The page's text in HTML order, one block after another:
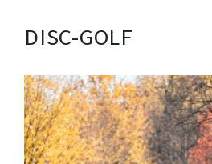
DISC-GOLF